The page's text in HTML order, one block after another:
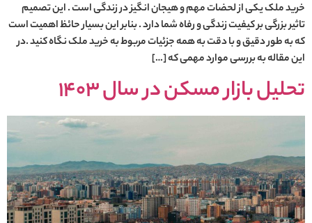
خرید ملک یکی از لحضات مهم و هیجان انگیز در زندگی است . این تصمیم
تاثیر بزرگی بر کیفیت زندگی و رفاه شما دارد . بنابر این بسیار حائظ اهمیت است
که به طور دقیق و با دقت به همه جزئیات مربوط به خرید ملک نگاه کنید .در
این مقاله به بررسی موارد مهمی که […]
تحلیل بازار مسکن در سال 1403